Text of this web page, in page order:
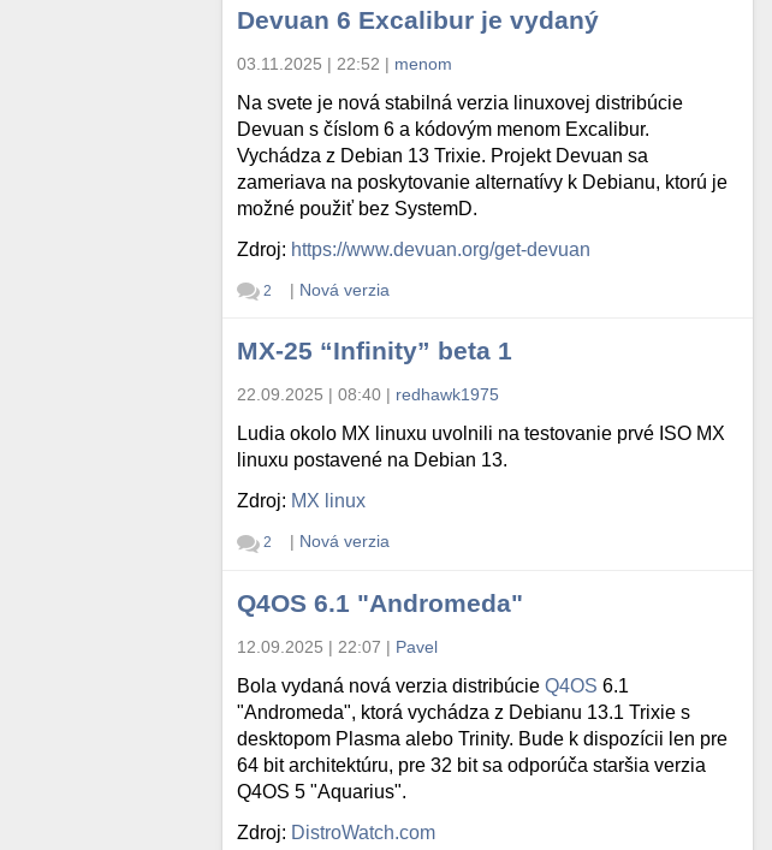
Devuan 6 Excalibur je vydaný
03.11.2025 | 22:52 | menom
Na svete je nová stabilná verzia linuxovej distribúcie
Devuan s číslom 6 a kódovým menom Excalibur.
Vychádza z Debian 13 Trixie. Projekt Devuan sa
zameriava na poskytovanie alternatívy k Debianu, ktorú je
možné použiť bez SystemD.
Zdroj: https://www.devuan.org/get-devuan
2 | Nová verzia
MX-25 “Infinity” beta 1
22.09.2025 | 08:40 | redhawk1975
Ludia okolo MX linuxu uvolnili na testovanie prvé ISO MX
linuxu postavené na Debian 13.
Zdroj: MX linux
2 | Nová verzia
Q4OS 6.1 "Andromeda"
12.09.2025 | 22:07 | Pavel
Bola vydaná nová verzia distribúcieQ4OS 6.1
"Andromeda", ktorá vychádza z Debianu 13.1 Trixie s
desktopom Plasma alebo Trinity. Bude k dispozícii len pre
64 bit architektúru, pre 32 bit sa odporúča staršia verzia
Q4OS 5 "Aquarius".
Zdroj: DistroWatch.com